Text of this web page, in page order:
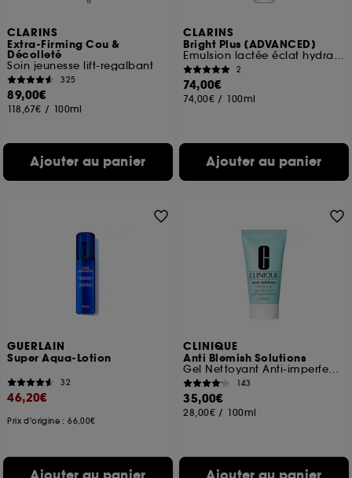
CLARINS
Extra-Firming Cou &
Décolleté
Soin jeunesse lift-regalbant
325
89,00€
118,67€ / 100ml
Ajouter au panier
CLARINS
Bright Plus [ADVANCED]
Emulsion lactée éclat hydratante
2
74,00€
74,00€ / 100ml
Ajouter au panier
GUERLAIN
Super Aqua-Lotion
32
46,20€
Prix d'origine : 66,00€
CLINIQUE
Anti Blemish Solutions
Gel Nettoyant Anti-imperfections
143
35,00€
28,00€ / 100ml